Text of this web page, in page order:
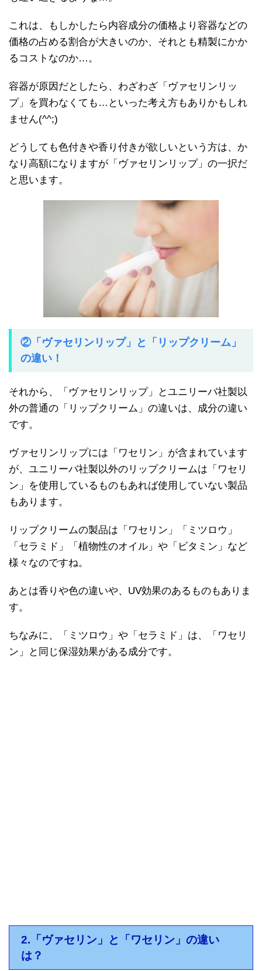
これは、もしかしたら内容成分の価格より容器などの
価格の占める割合が大きいのか、それとも精製にかか
るコストなのか…。
容器が原因だとしたら、わざわざ「ヴァセリンリッ
プ」を買わなくても…といった考え方もありかもしれ
ません(^^;)
どうしても色付きや香り付きが欲しいという方は、か
なり高額になりますが「ヴァセリンリップ」の一択だ
と思います。
②「ヴァセリンリップ」と「リップクリーム」
の違い！
それから、「ヴァセリンリップ」とユニリーバ社製以
外の普通の「リップクリーム」の違いは、成分の違い
です。
ヴァセリンリップには「ワセリン」が含まれています
が、ユニリーバ社製以外のリップクリームは「ワセリ
ン」を使用しているものもあれば使用していない製品
もあります。
リップクリームの製品は「ワセリン」「ミツロウ」
「セラミド」「植物性のオイル」や「ビタミン」など
様々なのですね。
あとは香りや色の違いや、UV効果のあるものもありま
す。
ちなみに、「ミツロウ」や「セラミド」は、「ワセリ
ン」と同じ保湿効果がある成分です。
2.「ヴァセリン」と「ワセリン」の違い
は？